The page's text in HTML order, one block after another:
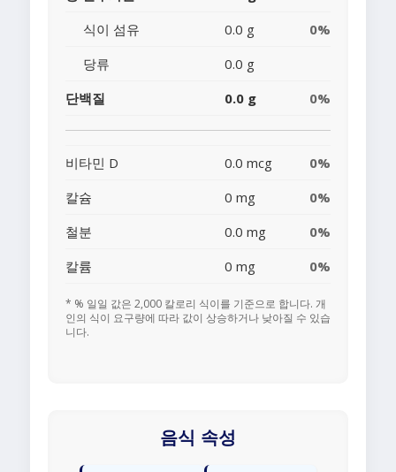
식이 섬유
0.0 g
0%
당류
0.0 g
단백질
0.0 g 0%
비타민 D 0.0 mcg
0%
칼슘
0 mg
0%
철분
0.0 mg
0%
칼륨
0 mg 0%
* % 일일 값은 2,000 칼로리 식이를 기준으로 합니다. 개
인의 식이 요구량에 따라 값이 상승하거나 낮아질 수 있습
니다.
음식 속성